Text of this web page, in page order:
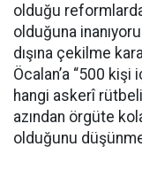
olduğu
olduğuna
dışına çekilme
Öcalan’a “500
hangi askerî
azından örgüte
olduğunu